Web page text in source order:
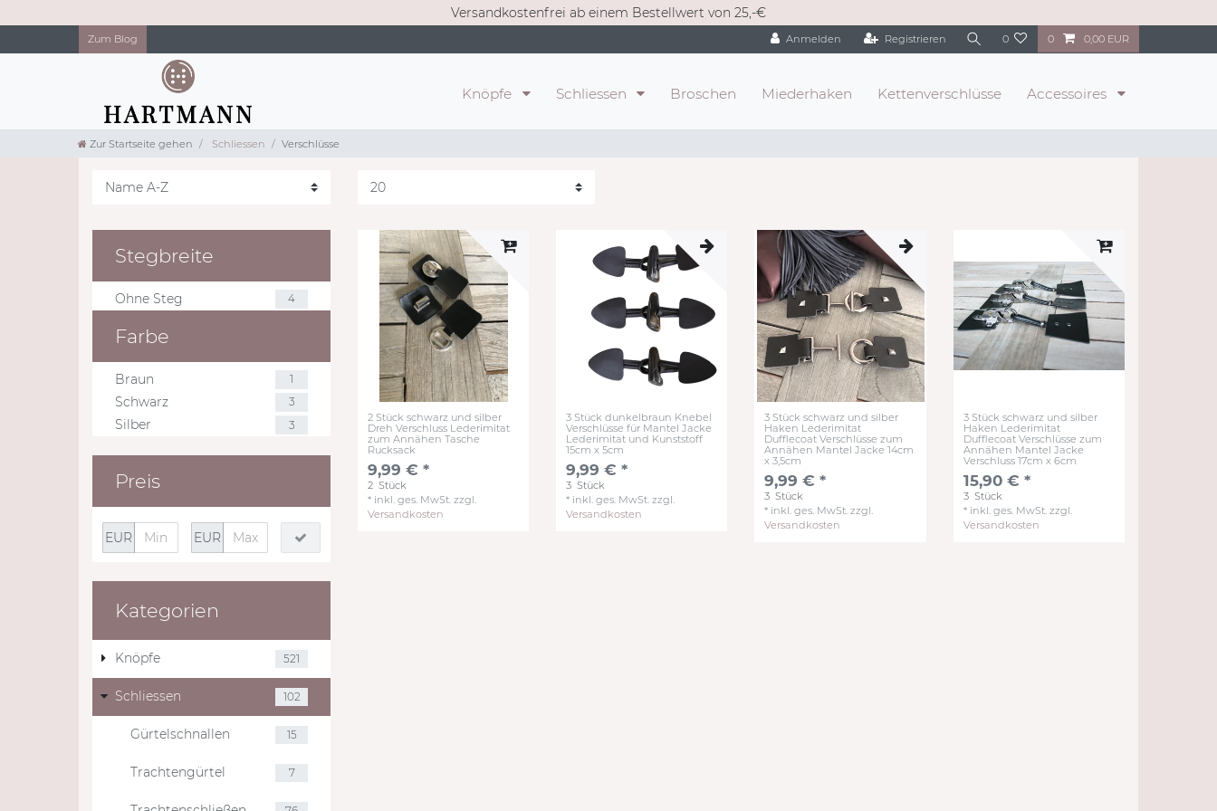
Versandkostenfrei ab einem Bestellwert von 25,-€
Zum Blog Anmelden Registrieren 0 0 0,00 EUR
Knöpfe Schliessen Broschen Miederhaken Kettenverschlüsse Accessoires
Zur Startseite gehen Schliessen Verschlüsse
Stegbreite
Ohne Steg 4
Farbe
Braun 1
Schwarz 3
Silber 3
Preis
EUR EUR
Kategorien
Knöpfe 521
Schliessen 102
Gürtelschnallen 15
Trachtengürtel 7
2 Stück schwarz und silber
Dreh Verschluss Lederimitat
zum Annähen Tasche
Rucksack
9,99 € *
2 Stück
* inkl. ges. MwSt.zzgl.
Versandkosten
3 Stück dunkelbraun Knebel
Verschlüsse für Mantel Jacke
Lederimitat und Kunststoff
15cm x 5cm
9,99 € *
3 Stück
* inkl. ges. MwSt. zzgl.
Versandkosten
3 Stück schwarz und silber
Haken Lederimitat
Dufflecoat Verschlüsse zum
Annähen Mantel Jacke 14cm
x 3,5cm
9,99 € *
3 Stück
* inkl. ges. MwSt. zzgl.
Versandkosten
3 Stück schwarz und silber
Haken Lederimitat
Dufflecoat Verschlüsse zum
Annähen Mantel Jacke
Verschluss 17cm x 6cm
15,90 € *
3 Stück
* inkl. ges. MwSt.zzgl.
Versandkosten